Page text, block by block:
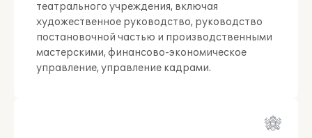
театрального учреждения, включая
художественное руководство, руководство
постановочной частью и производственными
мастерскими, финансово-экономическое
управление, управление кадрами.